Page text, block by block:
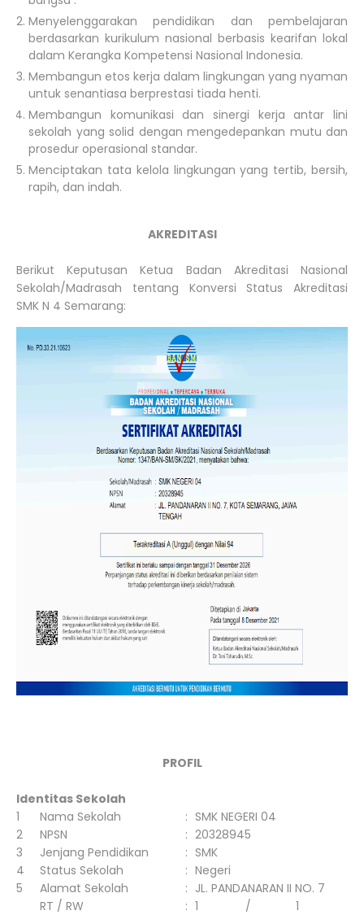
Menyelenggarakan pendidikan dan pembelajaran
berdasarkan kurikulum nasional berbasis kearifan lokal
dalam Kerangka Kompetensi Nasional Indonesia.
Membangun etos kerja dalam lingkungan yang nyaman
untuk senantiasa berprestasi tiada henti.
Membangun komunikasi dan sinergi kerja antar lini
sekolah yang solid dengan mengedepankan mutu dan
prosedur operasional standar.
Menciptakan tata kelola lingkungan yang tertib, bersih,
rapih, dan indah.
AKREDITASI
Berikut Keputusan Ketua Badan Akreditasi Nasional
Sekolah/Madrasah tentang Konversi Status Akreditasi
SMK N 4 Semarang:
PROFIL
Identitas Sekolah
1
Nama Sekolah : SMK NEGERI 04
2
NPSN : 20328945
3
Jenjang Pendidikan : SMK
4
Status Sekolah : Negeri
5
Alamat Sekolah : JL. PANDANARAN II NO. 7
RT / RW
: 1 /
1